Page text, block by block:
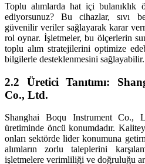
Toplu alımlarda hat içi bulanıklık
ediyorsunuz? Bu cihazlar, sıvı
güvenilir veriler sağlayarak karar
rol oynar. İşletmeler, bu ölçerlerin
toplu alım stratejilerini optimize
bilgilerle desteklenmesini sağlayabilir.
2.2 Üretici Tanıtımı:
Co., Ltd.
Shanghai Boqu Instrument Co.,
üretiminde öncü konumdadır.
onları sektörde lider konumuna
alımların zorlu taleplerini
işletmelere verimliliği ve doğruluğu